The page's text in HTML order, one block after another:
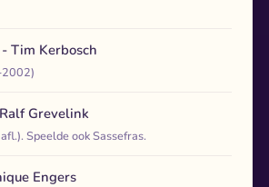
- Tim Kerbosch
Grevelink
Speelde ook Sassefras.
Engers